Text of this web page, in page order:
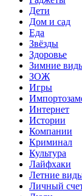
Дети
Дом и сад
Еда
Звёзды
Здоровье
Зимние
ЗОЖ
Игры
Интернет
Истории
Компании
Криминал
Культура
Лайфхаки
Летние
Личный